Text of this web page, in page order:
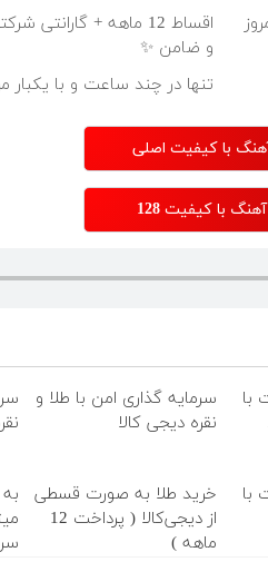
اقساط 12 ماهه +
و ضامن ✨
تنها در چند ساعت و با یکبار
آهنگ با کیفیت اصلی
با کیفیت 128
با
سرمایه گذاری امن با طلا و
نقره دیجی کالا
با
خرید طلا به صورت قسطی
از دیجی‌کالا ( پرداخت 12
ماهه )